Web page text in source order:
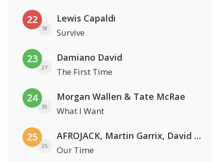
22
18
Lewis Capaldi
Survive
23
27
Damiano David
The First Time
24
30
Morgan Wallen & Tate McRae
What I Want
25
25
AFROJACK, Martin Garrix, David Guetta & Amél
Our Time